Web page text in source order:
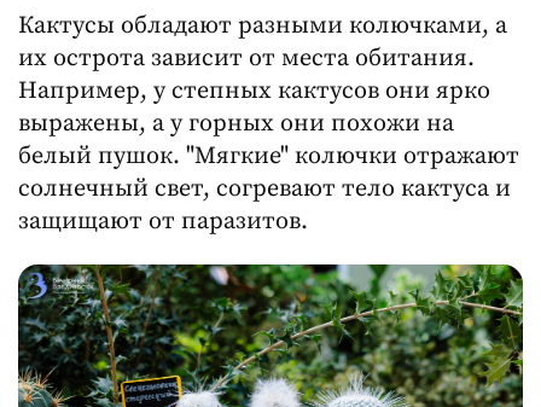
Кактусы обладают разными колючками, а
их острота зависит от места обитания.
Например, у степных кактусов они ярко
выражены, а у горных они похожи на
белый пушок. "Мягкие" колючки отражают
солнечный свет, согревают тело кактуса и
защищают от паразитов.